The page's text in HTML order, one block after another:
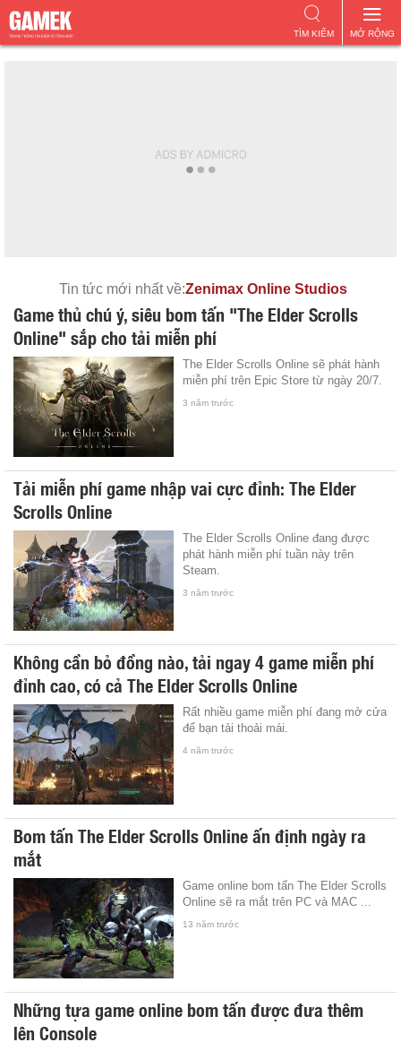
MỞ RỘNG
TÌM KIẾM
Tin tức mới nhất về:Zenimax Online Studios
Game thủ chú ý, siêu bom tấn "The Elder Scrolls
Online" sắp cho tải miễn phí
The Elder Scrolls Online sẽ phát hành
miễn phí trên Epic Store từ ngày 20/7.
3 năm trước
Tải miễn phí game nhập vai cực đỉnh: The Elder
Scrolls Online
The Elder Scrolls Online đang được
phát hành miễn phí tuần này trên
Steam.
3 năm trước
Không cần bỏ đồng nào, tải ngay 4 game miễn phí
đỉnh cao, có cả The Elder Scrolls Online
Rất nhiều game miễn phí đang mở cửa
để bạn tải thoải mái.
4 năm trước
Bom tấn The Elder Scrolls Online ấn định ngày ra
mắt
Game online bom tấn The Elder Scrolls
Online sẽ ra mắt trên PC và MAC ...
13 năm trước
Những tựa game online bom tấn được đưa thêm
lên Console